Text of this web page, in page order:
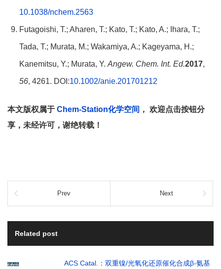
10.1038/nchem.2563
Futagoishi, T.; Aharen, T.; Kato, T.; Kato, A.; Ihara, T.;
Tada, T.; Murata, M.; Wakamiya, A.; Kageyama, H.;
Kanemitsu, Y.; Murata, Y. Angew. Chem. Int. Ed.2017,
56, 4261. DOI:10.1002/anie.201701212
本文版权属于 Chem-Station化学空间 ， 欢迎点击按钮分
享，未经许可，谢绝转载！
Prev Next
Related post
ACS Catal.：双重镍/光氧化还原催化合成β-氨基